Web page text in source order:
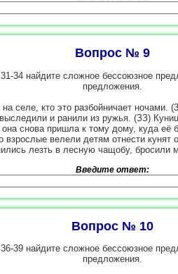
Вопрос № 9
34 найдите сложное бессоюзное
предложения.
селе, кто это разбойничает ночами.
и ранили из ружья. (ЗЗ)
она снова пришла к тому дому, куда
взрослые велели детям отнести кунят
лезть в лесную чащобу,
Введите ответ:
Вопрос № 10
39 найдите сложное бессоюзное
предложения.